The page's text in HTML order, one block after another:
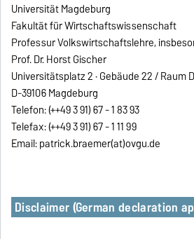
Universität Magdeburg
Fakultät für Wirtschaftswissenschaft
Professur Volkswirtschaftslehre,
Prof. Dr. Horst Gischer
Universitätsplatz 2 · Gebäude 22 / Raum
D-39106 Magdeburg
Telefon: (++49 3 91) 67 - 1 83 93
Telefax: (++49 3 91) 67 - 1 11 99
Email: patrick.braemer(at)ovgu.de
Disclaimer (German declaration